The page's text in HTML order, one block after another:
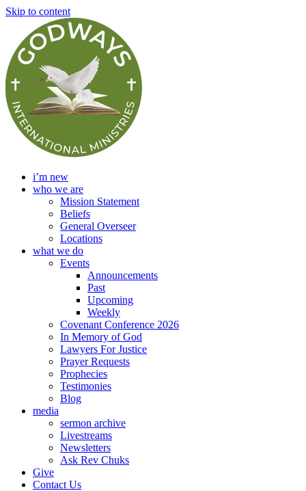
Skip to content
i’m new
who we are
Mission Statement
Beliefs
General Overseer
Locations
what we do
Events
Announcements
Past
Upcoming
Weekly
Covenant Conference 2026
In Memory of God
Lawyers For Justice
Prayer Requests
Prophecies
Testimonies
Blog
media
sermon archive
Livestreams
Newsletters
Ask Rev Chuks
Give
Contact Us